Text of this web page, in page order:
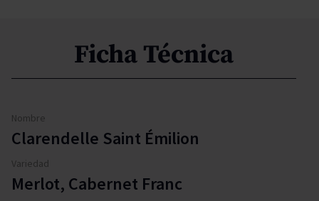
Ficha Técnica
Nombre
Clarendelle Saint Émilion
Variedad
Merlot, Cabernet Franc